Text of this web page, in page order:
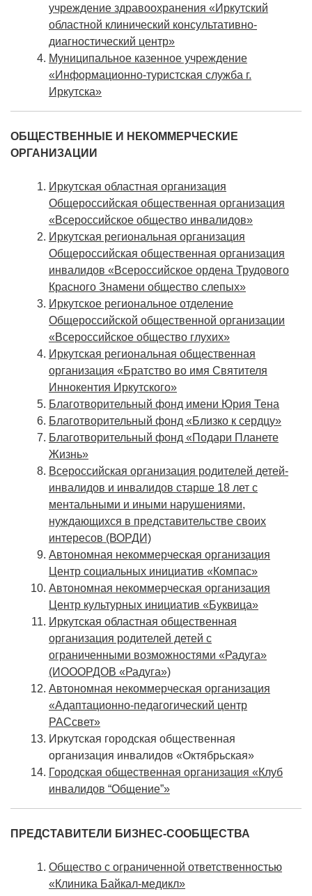
учреждение здравоохранения «Иркутский
областной клинический консультативно-
диагностический центр»
Муниципальное казенное учреждение
«Информационно-туристская служба г.
Иркутска»
ОБЩЕСТВЕННЫЕ И НЕКОММЕРЧЕСКИЕ
ОРГАНИЗАЦИИ
Иркутская областная организация
Общероссийская общественная организация
«Всероссийское общество инвалидов»
Иркутская региональная организация
Общероссийская общественная организация
инвалидов «Всероссийское ордена Трудового
Красного Знамени общество слепых»
Иркутское региональное отделение
Общероссийской общественной организации
«Всероссийское общество глухих»
Иркутская региональная общественная
организация «Братство во имя Святителя
Иннокентия Иркутского»
Благотворительный фонд имени Юрия Тена
Благотворительный фонд «Близко к сердцу»
Благотворительный фонд «Подари Планете
Жизнь»
Всероссийская организация родителей детей-
инвалидов и инвалидов старше 18 лет с
ментальными и иными нарушениями,
нуждающихся в представительстве своих
интересов (ВОРДИ)
Автономная некоммерческая организация
Центр социальных инициатив «Компас»
Автономная некоммерческая организация
Центр культурных инициатив «Буквица»
Иркутская областная общественная
организация родителей детей с
ограниченными возможностями «Радуга»
(ИОООРДОВ «Радуга»)
Автономная некоммерческая организация
«Адаптационно-педагогический центр
РАСсвет»
Иркутская городская общественная
организация инвалидов «Октябрьская»
Городская общественная организация «Клуб
инвалидов “Общение”»
ПРЕДСТАВИТЕЛИ БИЗНЕС-СООБЩЕСТВА
Общество с ограниченной ответственностью
«Клиника Байкал-медикл»